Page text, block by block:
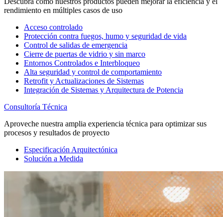
rendimiento en múltiples casos de uso
Acceso controlado
Protección contra fuegos, humo y seguridad de vida
Control de salidas de emergencia
Cierre de puertas de vidrio y sin marco
Entornos Controlados e Interbloqueo
Alta seguridad y control de comportamiento
Retrofit y Actualizaciones de Sistemas
Integración de Sistemas y Arquitectura de Potencia
Consultoría Técnica
Aproveche nuestra amplia experiencia técnica para optimizar sus
procesos y resultados de proyecto
Especificación Arquitectónica
Solución a Medida